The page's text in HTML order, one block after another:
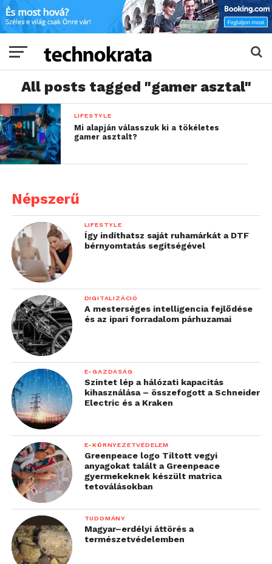
All posts tagged "gamer asztal"
LIFESTYLE
Mi alapján válasszuk ki a tökéletes
gamer asztalt?
Népszerű
LIFESTYLE
Így indíthatsz saját ruhamárkát a DTF
bérnyomtatás segítségével
DIGITALIZÁCIÓ
A mesterséges intelligencia fejlődése
és az ipari forradalom párhuzamai
E-GAZDASÁG
Szintet lép a hálózati kapacitás
kihasználása – összefogott a Schneider
Electric és a Kraken
E-KÖRNYEZETVÉDELEM
Greenpeace logo Tiltott vegyi
anyagokat talált a Greenpeace
gyermekeknek készült matrica
tetoválásokban
TUDOMÁNY
Magyar–erdélyi áttörés a
természetvédelemben